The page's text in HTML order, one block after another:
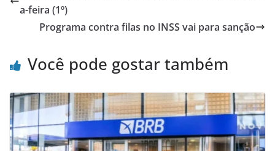
a-feira (1º)
Programa contra filas no INSS vai para sanção
Você pode gostar também